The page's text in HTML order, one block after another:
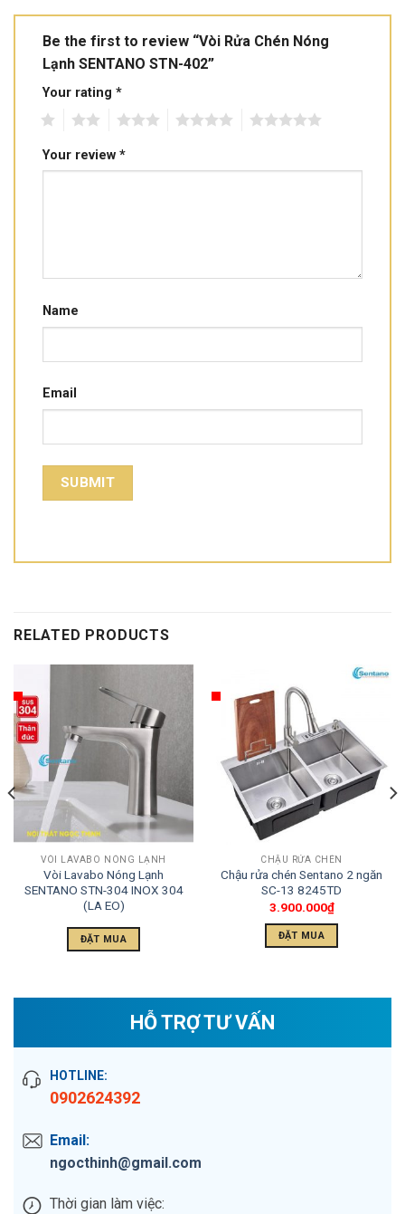
Be the first to review “Vòi Rửa Chén Nóng
Lạnh SENTANO STN-402”
Your rating *
Your review *
Name
Email
RELATED PRODUCTS
VÒI LAVABO NÓNG LẠNH
Vòi Lavabo Nóng Lạnh
SENTANO STN-304 INOX 304
(LA EO)
ĐẶT MUA
CHẬU RỬA CHÉN
Chậu rửa chén Sentano 2 ngăn
SC-13 8245TD
3.900.000₫
ĐẶT MUA
HỖ TRỢ TƯ VẤN
HOTLINE:
0902624392
Email:
ngocthinh@gmail.com
Thời gian làm việc: